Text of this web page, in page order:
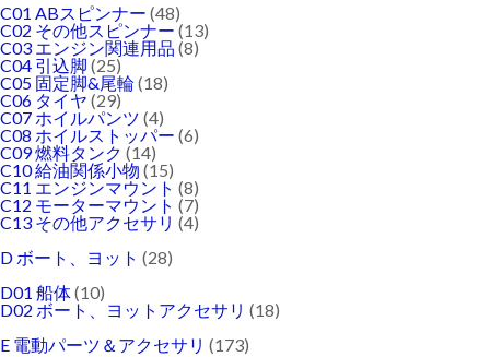
C01 ABスピンナー (48)
C02 その他スピンナー (13)
C03 エンジン関連用品 (8)
C04 引込脚 (25)
C05 固定脚&尾輪(18)
C06 タイヤ (29)
C07 ホイルパンツ (4)
C08 ホイルストッパー (6)
C09 燃料タンク (14)
C10 給油関係小物 (15)
C11 エンジンマウント (8)
C12 モーターマウント (7)
C13 その他アクセサリ (4)
D ボート、ヨット (28)
D01 船体 (10)
D02 ボート、ヨットアクセサリ (18)
E 電動パーツ＆アクセサリ (173)